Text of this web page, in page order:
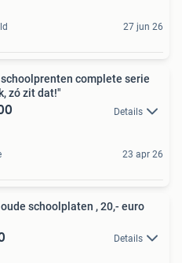
27 jun 26
complete serie
zó zit dat!"
Details
23 apr 26
schoolplaten , 20,- euro
Details